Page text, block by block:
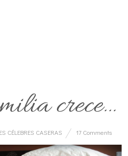
crece…
CÉLEBRES CASERAS 17 Comments